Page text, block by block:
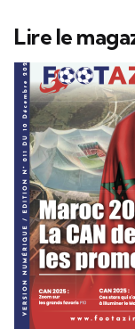
Lire le